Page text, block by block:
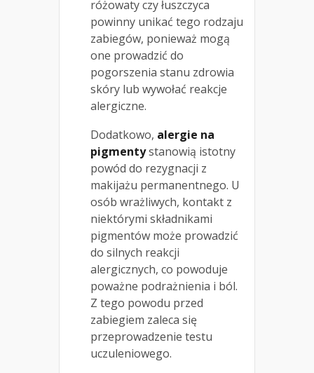
różowaty czy łuszczyca
powinny unikać tego rodzaju
zabiegów, ponieważ mogą
one prowadzić do
pogorszenia stanu zdrowia
skóry lub wywołać reakcje
alergiczne.
Dodatkowo, alergie na
pigmentystanowią istotny
powód do rezygnacji z
makijażu permanentnego. U
osób wrażliwych, kontakt z
niektórymi składnikami
pigmentów może prowadzić
do silnych reakcji
alergicznych, co powoduje
poważne podrażnienia i ból.
Z tego powodu przed
zabiegiem zaleca się
przeprowadzenie testu
uczuleniowego.